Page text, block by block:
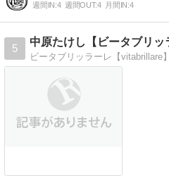
週間IN:4 週間OUT:4 月間IN:4
5
中原たけし【ビータブリッ